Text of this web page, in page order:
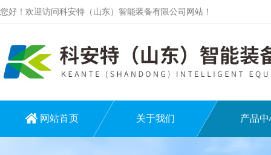
您好！欢迎访问科安特（山东）智能装备有限公司网站！
网站首页 关于我们 产品中